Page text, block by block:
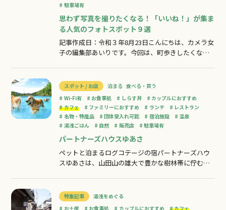
駐車場有
思わず写真を撮りたくなる！「いいね！」が集ま
る人気のフォトスポット９選
記事作成日：令和３年8月23日こんにちは、カメラ女
子の編集部あいりです。今回は、町歩きしたくなる
わず写真を撮って自慢したくなるような可愛いグル
メや有名な建造物が沢山登場しますよ～。１．町の
情報が集まる休憩所「岡正（おかしょう）」
スポット / お店 泊まる 食べる・買う
Wi-Fi有
お食事処 しらす丼
カップルにおすすめ
カフェ
ファミリーにおすすめ ランチ
レストラン
名物・特産品
団体受入れ可能 宿泊施設
温泉
湯浅ごはん
自然 販売店 駐車場有
パートナーズハウスゆあさ
ペットと泊まるログコテージの宿パートナーズハウ
スゆあさは、山田山の雄大で豊かな樹林帯に佇むリ
ットと一緒に過ごす宿泊施設・戸建てログコテー
ジ、愛犬のための大小２面のドッグランに天然温泉
湯浅をめぐる
特集記事
お土産
お食事処 カップルにおすすめ カフェ